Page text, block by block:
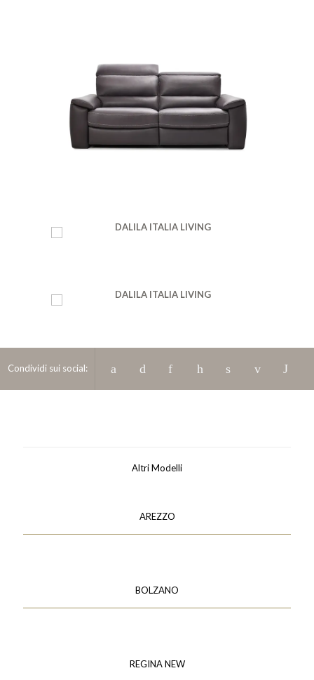
Condividi sui social:
Altri Modelli
AREZZO
BOLZANO
REGINA NEW